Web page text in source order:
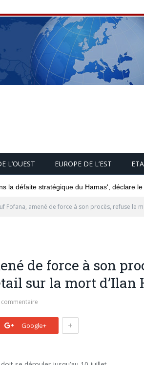
L’OUEST EUROPE DE L’EST
la défaite stratégique du Hamas', déclare
Fofana, amené de force à son procès, refuse le
de force à son
sur la mort d’Ilan
commentaire
Google+ +